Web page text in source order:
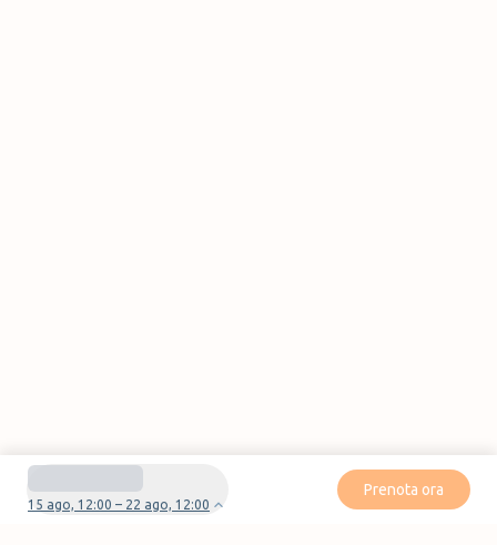
15 ago, 12:00 – 22 ago, 12:00
Prenota ora